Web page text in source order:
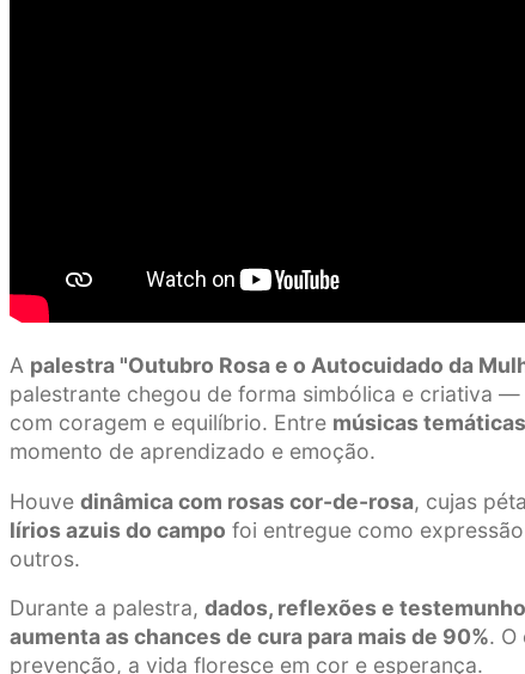
A palestra "Outubro Rosa e o Autocuidado da
palestrante chegou de forma simbólica e criativa —
com coragem e equilíbrio. Entre músicas
momento de aprendizado e emoção.
Houve dinâmica com rosas cor-de-rosa, cujas
lírios azuis do campo foi entregue como
outros.
Durante a palestra, dados, reflexões e
aumenta as chances de cura para mais de 90%. O
prevenção, a vida floresce em cor e esperança.